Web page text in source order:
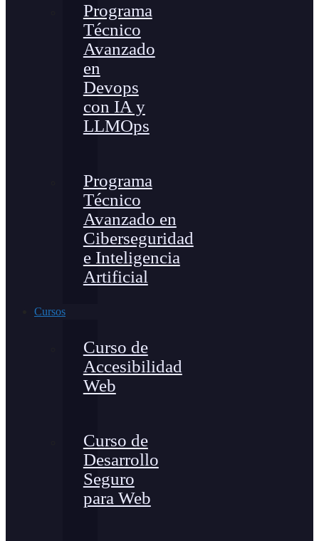
Programa
Técnico
Avanzado
en
Devops
con IA y
LLMOps
Programa
Técnico
Avanzado en
Ciberseguridad
e Inteligencia
Artificial
Cursos
Curso de
Accesibilidad
Web
Curso de
Desarrollo
Seguro
para Web